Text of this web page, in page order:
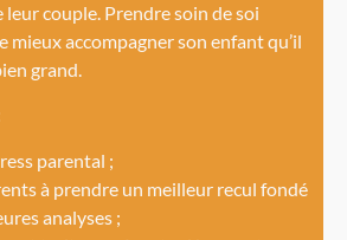
leur couple. Prendre soin de soi
mieux accompagner son enfant qu’il
grand.
parental ;
à prendre un meilleur recul fondé
analyses ;